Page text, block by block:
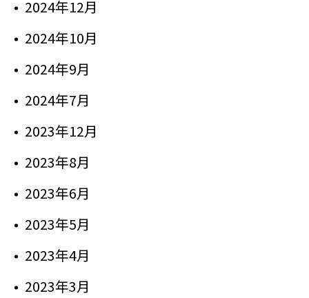
2024年12月
2024年10月
2024年9月
2024年7月
2023年12月
2023年8月
2023年6月
2023年5月
2023年4月
2023年3月